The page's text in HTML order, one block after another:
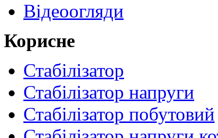
Відеоогляди
Корисне
Стабілізатор
Стабілізатор напруги
Стабілізатор побутовий